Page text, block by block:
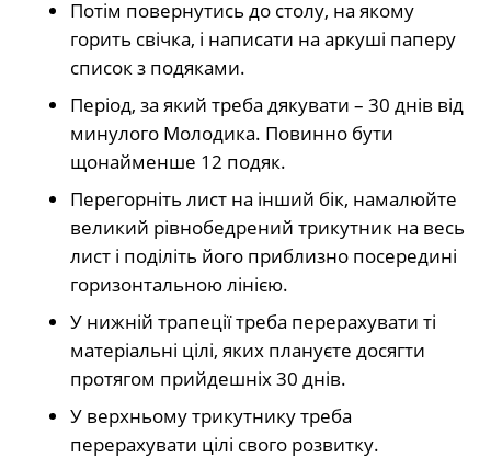
Потім повернутись до столу, на якому
горить свічка, і написати на аркуші паперу
список з подяками.
Період, за який треба дякувати – 30 днів від
минулого Молодика. Повинно бути
щонайменше 12 подяк.
Перегорніть лист на інший бік, намалюйте
великий рівнобедрений трикутник на весь
лист і поділіть його приблизно посередині
горизонтальною лінією.
У нижній трапеції треба перерахувати ті
матеріальні цілі, яких плануєте досягти
протягом прийдешніх 30 днів.
У верхньому трикутнику треба
перерахувати цілі свого розвитку.